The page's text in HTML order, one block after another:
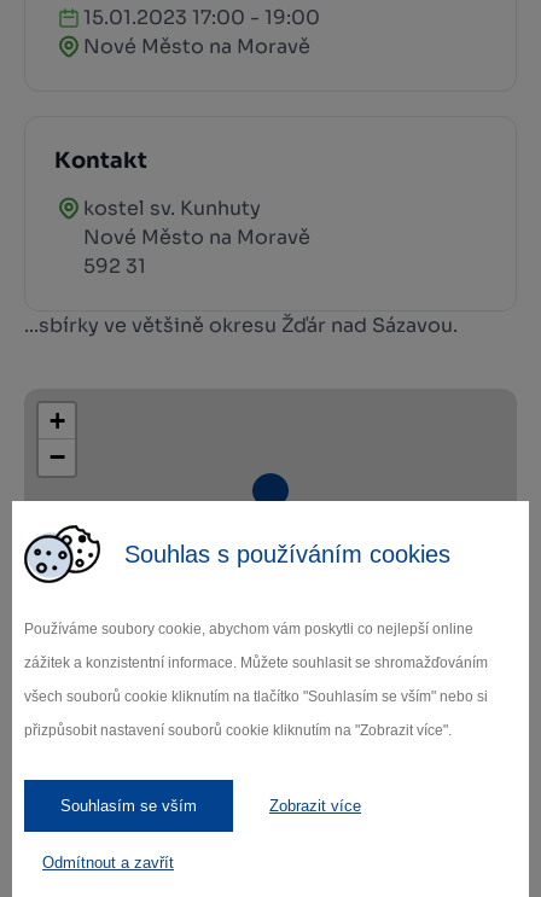
Souhlas s používáním cookies
Používáme soubory cookie, abychom vám poskytli co nejlepší online
zážitek a konzistentní informace. Můžete souhlasit se shromažďováním
všech souborů cookie kliknutím na tlačítko "Souhlasím se vším" nebo si
přizpůsobit nastavení souborů cookie kliknutím na "Zobrazit více".
Souhlasím se vším Zobrazit více
Odmítnout a zavřít
15.01.2023 17:00 - 19:00
Nové Město na Moravě
Kontakt
kostel sv. Kunhuty
Nové Město na Moravě
592 31
...sbírky ve většině okresu Žďár nad Sázavou.
+
−
Zamilujte si Vysočinu
Přihlaste se k odběru našeho newsletteru